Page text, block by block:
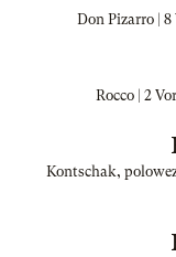
Don Pizarro | 8
Rocco | 2
Kontschak,